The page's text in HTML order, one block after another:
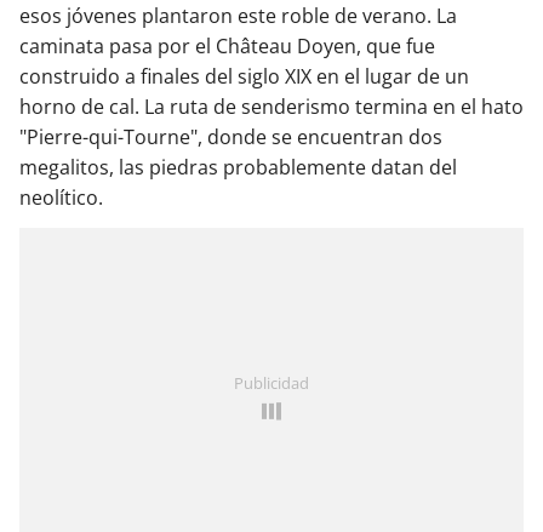
esos jóvenes plantaron este roble de verano. La
caminata pasa por el Château Doyen, que fue
construido a finales del siglo XIX en el lugar de un
horno de cal. La ruta de senderismo termina en el hato
"Pierre-qui-Tourne", donde se encuentran dos
megalitos, las piedras probablemente datan del
neolítico.
Publicidad